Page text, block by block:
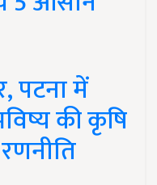
पटना में
की कृषि